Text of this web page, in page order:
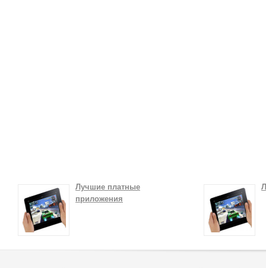
Лучшие платные
приложения